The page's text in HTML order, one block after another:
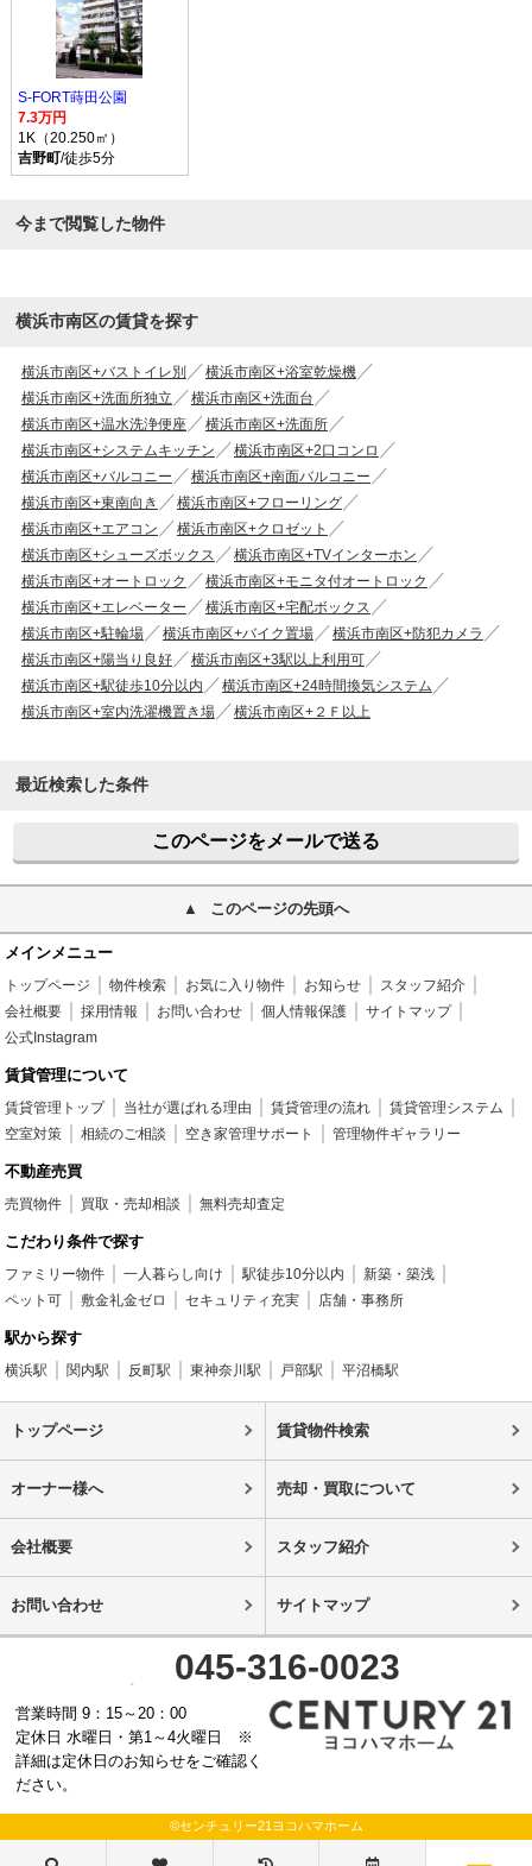
S-FORT蒔田公園
7.3万円
1K（20.250㎡）
吉野町/徒歩5分
今まで閲覧した物件
横浜市南区の賃貸を探す
横浜市南区+バストイレ別
横浜市南区+浴室乾燥機
横浜市南区+洗面所独立
横浜市南区+洗面台
横浜市南区+温水洗浄便座
横浜市南区+洗面所
横浜市南区+システムキッチン
横浜市南区+2口コンロ
横浜市南区+バルコニー
横浜市南区+南面バルコニー
横浜市南区+東南向き
横浜市南区+フローリング
横浜市南区+エアコン
横浜市南区+クロゼット
横浜市南区+シューズボックス
横浜市南区+TVインターホン
横浜市南区+オートロック
横浜市南区+モニタ付オートロック
横浜市南区+エレベーター
横浜市南区+宅配ボックス
横浜市南区+駐輪場
横浜市南区+バイク置場
横浜市南区+防犯カメラ
横浜市南区+陽当り良好
横浜市南区+3駅以上利用可
横浜市南区+駅徒歩10分以内
横浜市南区+24時間換気システム
横浜市南区+室内洗濯機置き場
横浜市南区+２Ｆ以上
最近検索した条件
このページをメールで送る
このページの先頭へ
メインメニュー
トップページ 物件検索 お気に入り物件 お知らせ
スタッフ紹介
会社概要
採用情報 お問い合わせ 個人情報保護
サイトマップ
公式Instagram
賃貸管理について
賃貸管理トップ 当社が選ばれる理由 賃貸管理の流れ
賃貸管理システム
空室対策
相続のご相談 空き家管理サポート 管理物件ギャラリー
不動産売買
売買物件 買取・売却相談 無料売却査定
こだわり条件で探す
ファミリー物件 一人暮らし向け 駅徒歩10分以内
新築・築浅
ペット可
敷金礼金ゼロ セキュリティ充実 店舗・事務所
駅から探す
横浜駅 関内駅 反町駅 東神奈川駅 戸部駅 平沼橋駅
トップページ 賃貸物件検索
オーナー様へ 売却・買取について
会社概要 スタッフ紹介
お問い合わせ サイトマップ
045-316-0023
営業時間 9：15～20：00
定休日 水曜日・第1～4火曜日 ※
詳細は定休日のお知らせをご確認く
ださい。
©センチュリー21ヨコハマホーム